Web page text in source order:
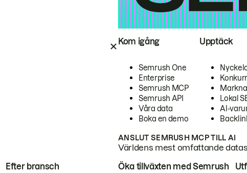
Kom igång
Semrush One
Enterprise
Semrush MCP
Semrush API
Våra data
Boka en demo
Upptäck
Lokal
AI-
ANSLUT SEMRUSH MCP TILL AI
Världens mest omfattande
Efter bransch Öka tillväxten med Semrush